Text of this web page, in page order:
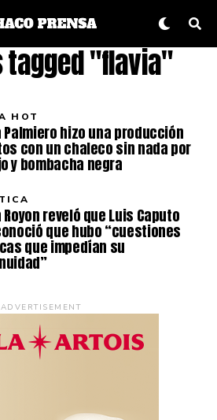
tagged "flavia"
HOT
Palmiero hizo una producción
con un chaleco sin nada por
y bombacha negra
Royon reveló que Luis Caputo
que hubo “cuestiones
que impedían su
ADVERTISEMENT